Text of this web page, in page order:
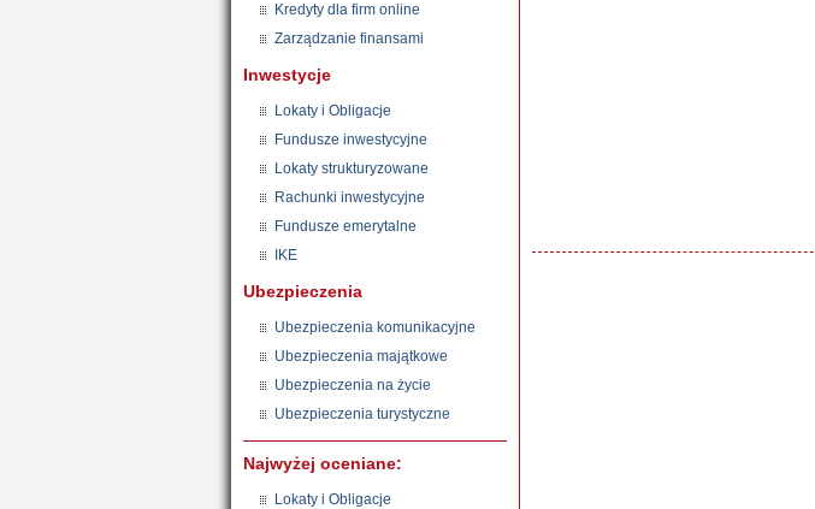
Kredyty dla firm online
Zarządzanie finansami
Inwestycje
Lokaty i Obligacje
Fundusze inwestycyjne
Lokaty strukturyzowane
Rachunki inwestycyjne
Fundusze emerytalne
IKE
Ubezpieczenia
Ubezpieczenia komunikacyjne
Ubezpieczenia majątkowe
Ubezpieczenia na życie
Ubezpieczenia turystyczne
Najwyżej oceniane:
Lokaty i Obligacje